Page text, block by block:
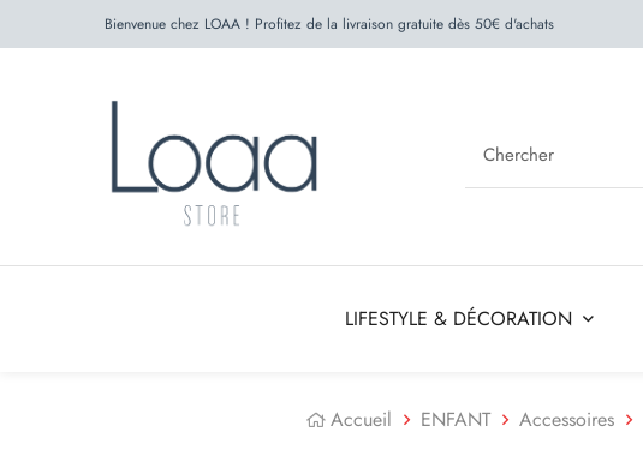
Bienvenue chez LOAA ! Profitez de la livraison gratuite dès 50€ d'achats
LIFESTYLE & DÉCORATION
Accueil ENFANT Accessoires